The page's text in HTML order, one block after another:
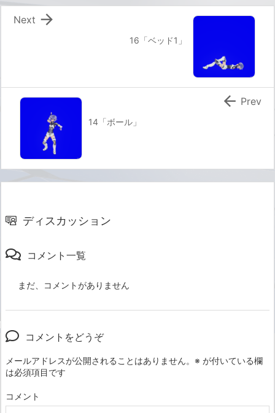
16「ベッド1」

Next
14「ボール」
 Prev
ディスカッション
コメント一覧
まだ、コメントがありません
コメントをどうぞ
メールアドレスが公開されることはありません。 ※ が付いている欄
は必須項目です
コメント